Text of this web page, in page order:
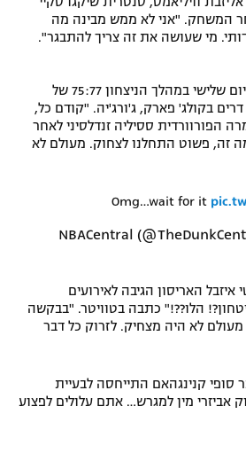
המשחק. "אני לא ממש מבינה מה
מי שעושה את זה צריך להתבגר".
תקרית זהה התרחשה ביום שלישי במהלך הניצחון 75:77 של
בקולג' פארק, ג'ורג'יה. "קודם כל,
הפורוורדית ססיליה זנדלסיני לאחר
זה, פשוט התחלנו לצחוק. מעולם לא
Omg…wait for it
איזבל האריסון הגיבה לאירועים
הלו??!" כתבה בטוויטר. "בבקשה
לא היה מצחיק. לזרוק כל דבר
סופי קנינגהאם התייחסה לבעיית
אביזרי מין למגרש… אתם עלולים לפצוע